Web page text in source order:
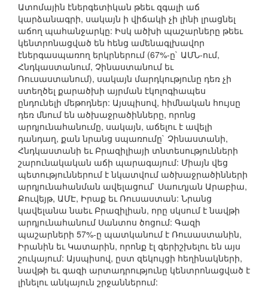
Ատոմային էներգետիկան թեեւ զգալի աճ
կարձանագրի, սակայն ի վիճակի չի լինի լրացնել
աճող պահանջարկը: Իսկ ածխի պաշարները թեեւ
կենտրոնացված են հենց ամենագլխավոր
էներգասպառող երկրներում (67%-ը` ԱՄՆ-ում,
Հնդկաստանում, Չինաստանում եւ
Ռուսաստանում), սակայն մարդկությունը դեռ չի
ստեղծել քարածխի այրման էկոլոգիապես
ընդունելի մեթոդներ: Այսպիսով, հիմնական հույսը
դեռ մնում են ածխաջրածինները, որոնց
արդյունահանումը, սակայն, աճելու է ավելի
դանդաղ, քան նրանց սպառումը` Չինաստանի,
Հնդկաստանի եւ Բրազիլիայի տնտեսությունների
շարունակական աճի պարագայում: Միայն վեց
պետություններում է նկատվում ածխաջրածինների
արդյունահանման ավելացում` Սաուդյան Արաբիա,
Քուվեյթ, ԱՄԷ, Իրաք եւ Ռուսաստան: Նրանց
կավելանա նաեւ Բրազիլիան, որը սկսում է նավթի
արդյունահանում Սանտոս ծոցում: Գազի
պաշարների 57%-ը պատկանում է Ռուսաստանին,
Իրանին եւ Կատարին, որոնք էլ գերիշխելու են այս
շուկայում: Այսպիսով, ըստ զեկույցի հեղինակների,
նավթի եւ գազի արտադրությունը կենտրոնացված է
լինելու անկայուն շրջաններում: